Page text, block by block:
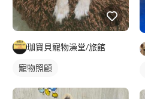
珈寶貝寵物澡堂/旅館
寵物照顧